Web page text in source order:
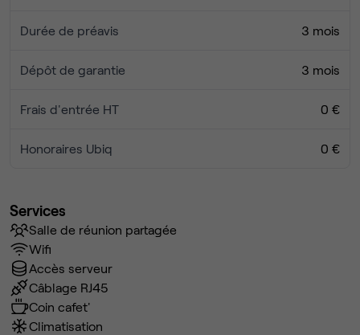
Durée de préavis 3 mois
Dépôt de garantie 3 mois
Frais d'entrée HT 0 €
Honoraires Ubiq 0 €
Services
Salle de réunion partagée
Wifi
Accès serveur
Câblage RJ45
Coin cafet'
Climatisation